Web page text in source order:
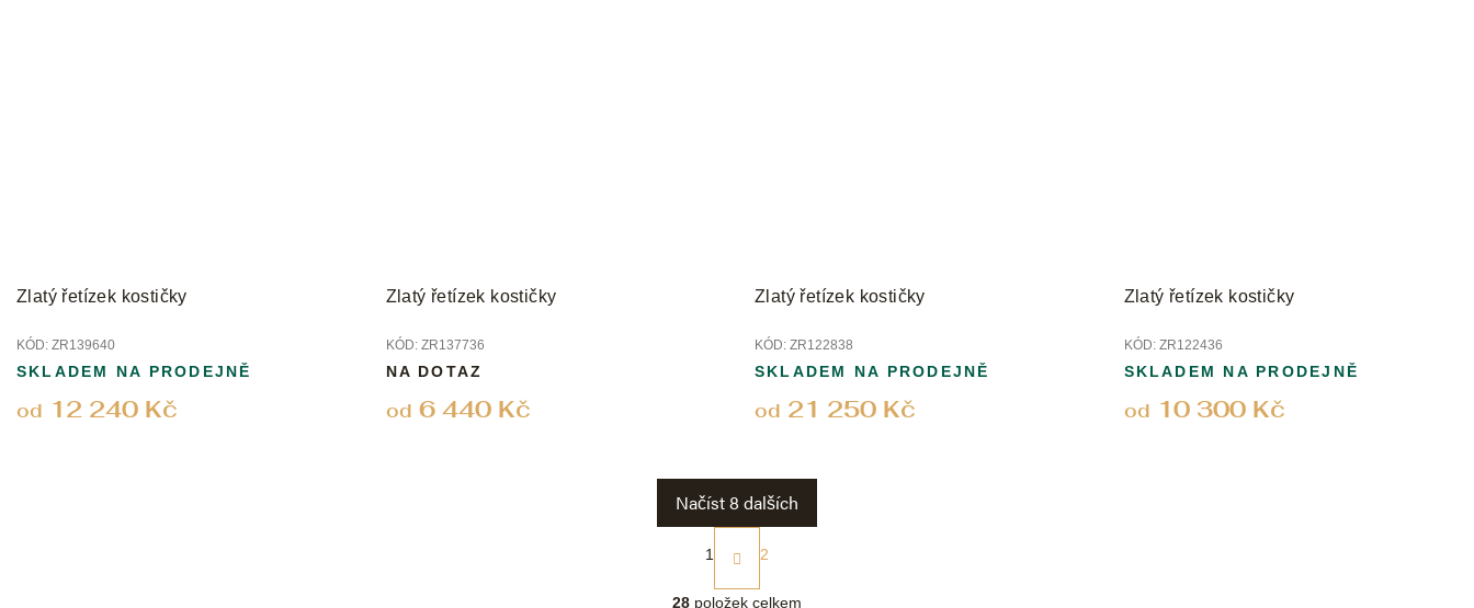
Zlatý řetízek kostičky
KÓD: ZR139640
od 12 240 Kč
SKLADEM NA PRODEJNĚ
Zlatý řetízek kostičky
KÓD: ZR137736
od 6 440 Kč
NA DOTAZ
Zlatý řetízek kostičky
KÓD: ZR122838
od 21 250 Kč
SKLADEM NA PRODEJNĚ
Zlatý řetízek kostičky
KÓD: ZR122436
od 10 300 Kč
SKLADEM NA PRODEJNĚ
O
Načíst 8 dalších
S
t
á
1 2
28 položek celkem